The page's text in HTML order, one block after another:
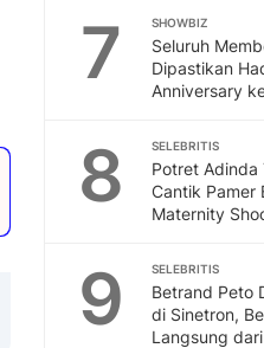
7 SHOWBIZ
Seluruh
Dipastikan
Anniversary
8 SELEBRITIS
Potret Adinda
Cantik Pamer
Maternity
9 SELEBRITIS
Betrand Peto
di Sinetron,
Langsung